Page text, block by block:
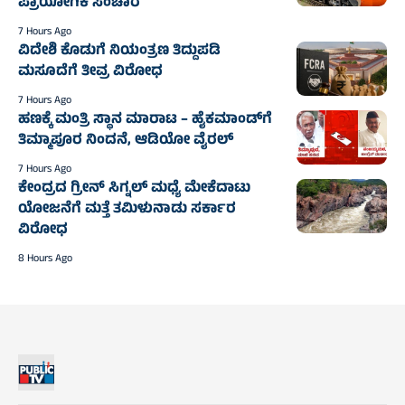
7 Hours Ago
ವಿದೇಶಿ ಕೊಡುಗೆ ನಿಯಂತ್ರಣ ತಿದ್ದುಪಡಿ
ಮಸೂದೆಗೆ ತೀವ್ರ ವಿರೋಧ
7 Hours Ago
ಹಣಕ್ಕೆ ಮಂತ್ರಿ ಸ್ಥಾನ ಮಾರಾಟ – ಹೈಕಮಾಂಡ್‌ಗೆ
ತಿಮ್ಮಾಪೂರ ನಿಂದನೆ, ಆಡಿಯೋ ವೈರಲ್
7 Hours Ago
ಕೇಂದ್ರದ ಗ್ರೀನ್ ಸಿಗ್ನಲ್ ಮಧ್ಯೆ ಮೇಕೆದಾಟು
ಯೋಜನೆಗೆ ಮತ್ತೆ ತಮಿಳುನಾಡು ಸರ್ಕಾರ
ವಿರೋಧ
8 Hours Ago